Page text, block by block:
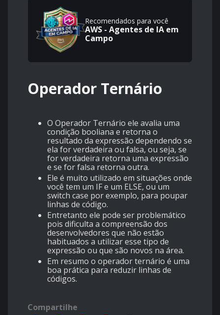
Recomendados para você
AWS - Agentes de IA em
Campo
Operador Ternário
O Operador Ternário ele avalia uma
condição booliana e retorna o
resultado da expressão dependendo se
ela for verdadeira ou falsa, ou seja, se
for verdadeira retorna uma expressão
e se for falsa retorna outra.
Ele é muito utilizado em situações onde
você tem um IF e um ELSE, ou um
switch case por exemplo, para poupar
linhas de código.
Entretanto ele pode ser problemático
pois dificulta a compreensão dos
desenvolvedores que não estão
habituados a utilizar esse tipo de
expressão ou que são novos na área.
Em resumo o operador ternário é uma
boa prática para reduzir linhas de
códigos.
Compartilhe